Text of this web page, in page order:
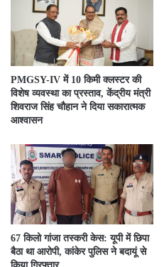
PMGSY-IV में 10 किमी क्लस्टर की
विशेष व्यवस्था का प्रस्ताव, केंद्रीय मंत्री
शिवराज सिंह चौहान ने दिया सकारात्मक
आश्वासन
67 किलो गांजा तस्करी केस: यूपी में छिपा
बैठा था आरोपी, कांकेर पुलिस ने बदायूं से